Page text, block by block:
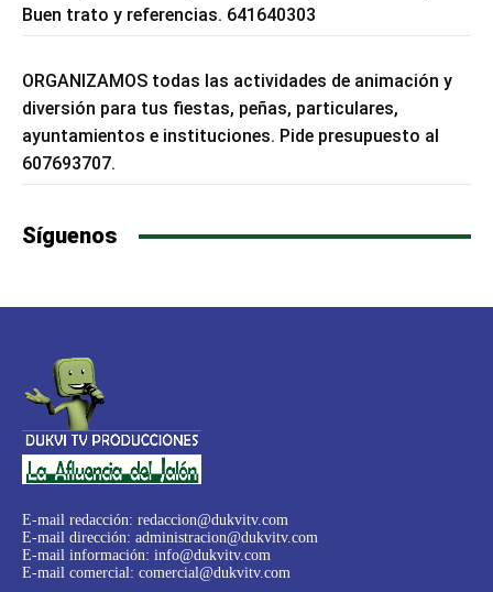
Buen trato y referencias. 641640303
ORGANIZAMOS todas las actividades de animación y
diversión para tus fiestas, peñas, particulares,
ayuntamientos e instituciones. Pide presupuesto al
607693707.
Síguenos
E-mail redacción: redaccion@dukvitv.com
E-mail dirección: administracion@dukvitv.com
E-mail información: info@dukvitv.com
E-mail comercial: comercial@dukvitv.com